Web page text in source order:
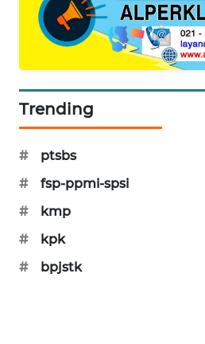
Trending
#
ptsbs
#
fsp-ppmi-spsi
#
kmp
#
kpk
#
bpjstk
KRT
NEWS
KARING
NEWS
JURNAL
MARITIM
HUMBANG
NEWS
GARONGGANG
NEWS